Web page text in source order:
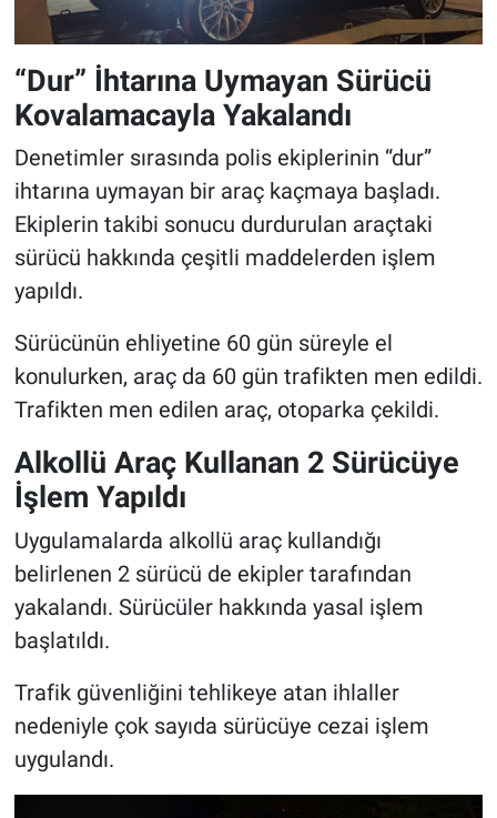
“Dur” İhtarına Uymayan Sürücü
Kovalamacayla Yakalandı
Denetimler sırasında polis ekiplerinin “dur”
ihtarına uymayan bir araç kaçmaya başladı.
Ekiplerin takibi sonucu durdurulan araçtaki
sürücü hakkında çeşitli maddelerden işlem
yapıldı.
Sürücünün ehliyetine 60 gün süreyle el
konulurken, araç da 60 gün trafikten men edildi.
Trafikten men edilen araç, otoparka çekildi.
Alkollü Araç Kullanan 2 Sürücüye
İşlem Yapıldı
Uygulamalarda alkollü araç kullandığı
belirlenen 2 sürücü de ekipler tarafından
yakalandı. Sürücüler hakkında yasal işlem
başlatıldı.
Trafik güvenliğini tehlikeye atan ihlaller
nedeniyle çok sayıda sürücüye cezai işlem
uygulandı.